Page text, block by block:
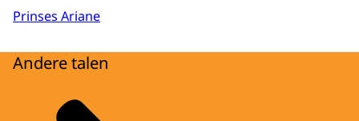
Prinses Ariane
Andere talen